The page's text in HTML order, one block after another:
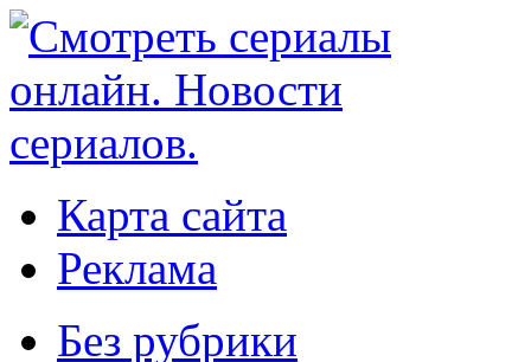
Карта сайта
Реклама
Без рубрики